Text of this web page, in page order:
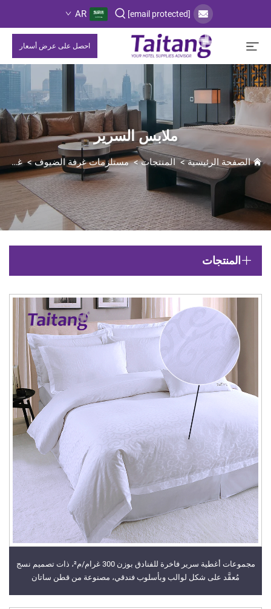
[email protected]
AR
احصل على عرض أسعار
ملابس السرير
الصفحة الرئيسية>المنتجات>مستلزمات غرفة الضيوف>غرفة النوم
المنتجات
مجموعات أغطية سرير فاخرة للفنادق بوزن 300 غرام/م²، ذات تصميم نسج
مُعقَّد على شكل لوالب وبأسلوب فندقي، مصنوعة من قطن ساتان